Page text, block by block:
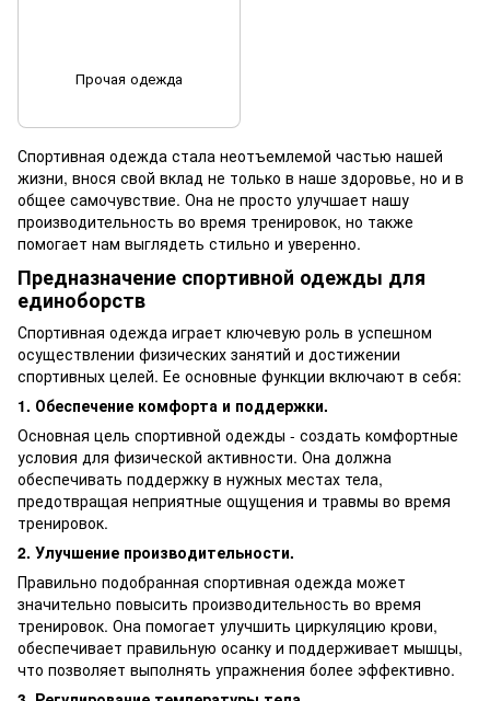
Спортивная одежда стала неотъемлемой частью нашей
жизни, внося свой вклад не только в наше здоровье, но и в
общее самочувствие. Она не просто улучшает нашу
производительность во время тренировок, но также
помогает нам выглядеть стильно и уверенно.
Предназначение спортивной одежды для
единоборств
Спортивная одежда играет ключевую роль в успешном
осуществлении физических занятий и достижении
спортивных целей. Ее основные функции включают в себя:
1. Обеспечение комфорта и поддержки.
Основная цель спортивной одежды - создать комфортные
условия для физической активности. Она должна
обеспечивать поддержку в нужных местах тела,
предотвращая неприятные ощущения и травмы во время
тренировок.
2. Улучшение производительности.
Правильно подобранная спортивная одежда может
значительно повысить производительность во время
тренировок. Она помогает улучшить циркуляцию крови,
обеспечивает правильную осанку и поддерживает мышцы,
что позволяет выполнять упражнения более эффективно.
Прочая одежда